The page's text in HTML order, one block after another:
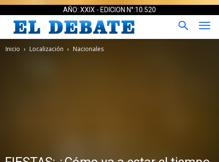
AÑO: XXIX - EDICION N°:10.520
Inicio Localización Nacionales